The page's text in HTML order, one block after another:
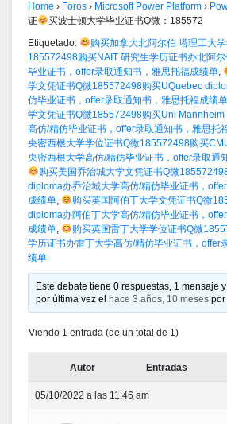
Home › Foros › Microsoft Power Platform ›
证
买波士顿大学毕业证书Q微：185572
Etiquetado:
购买加拿大北阿尔伯 塔理工大
185572498购买NAIT 研究生学历证书办北阿
毕业证书，offer录取通知书，雅思托福成绩单,
学文凭证书Q微185572498购买UQuebec
仿毕业证书，offer录取通知书，雅思托福成绩单
学文凭证书Q微185572498购买Uni
高仿/精仿毕业证书，offer录取通知书，雅思托
央密西根大学学位证书Q微185572498购买
央密西根大学高仿/精仿毕业证书，offer录取通
购买美国乔治城大学文凭证书Q微
diploma办乔治城大学高仿/精仿毕业证书，
成绩单,
购买英国阿伯丁大学文凭证书Q微
diploma办阿伯丁大学高仿/精仿毕业证书，
成绩单,
购买英国雷丁大学学位证书Q微
学历证书办雷丁大学高仿/精仿毕业证书，offer
绩单
Este debate tiene 0 respuestas, 1 mensaje
por última vez el
hace 3 años, 10 meses
Viendo 1 entrada (de un total de 1)
Autor Entradas
05/10/2022 a las 11:46 am